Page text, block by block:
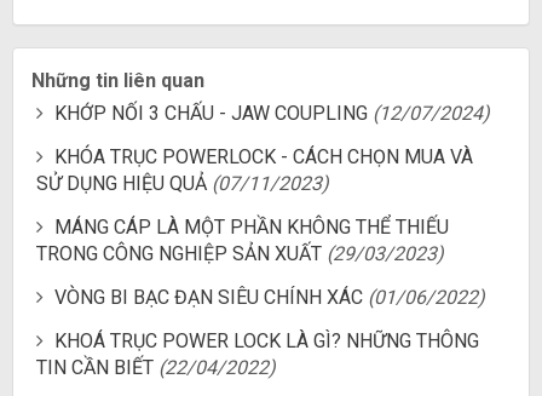
Những tin liên quan
KHỚP NỐI 3 CHẤU - JAW COUPLING (12/07/2024)
KHÓA TRỤC POWERLOCK - CÁCH CHỌN MUA VÀ
SỬ DỤNG HIỆU QUẢ (07/11/2023)
MÁNG CÁP LÀ MỘT PHẦN KHÔNG THỂ THIẾU
TRONG CÔNG NGHIỆP SẢN XUẤT (29/03/2023)
VÒNG BI BẠC ĐẠN SIÊU CHÍNH XÁC (01/06/2022)
KHOÁ TRỤC POWER LOCK LÀ GÌ? NHỮNG THÔNG
TIN CẦN BIẾT (22/04/2022)